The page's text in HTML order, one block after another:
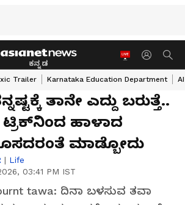
ಕನ್ನಡ
Trailer Karnataka Education Department
ತಾನೇ ಎದ್ದು ಬರುತ್ತೆ..
ಹಾಳಾದ
ಮಾಡ್ಬೋದು
| Life
03:41 PM IST
tawa: ದಿನಾ ಬಳಸುವ ತವಾ